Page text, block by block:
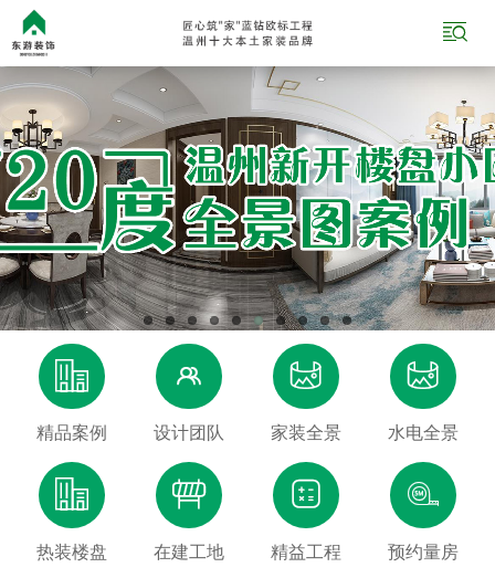


精品案例

设计团队

家装全景

水电全景

热装楼盘

在建工地

精益工程

预约量房